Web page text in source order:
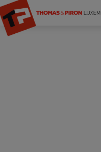
Aller au contenu principal